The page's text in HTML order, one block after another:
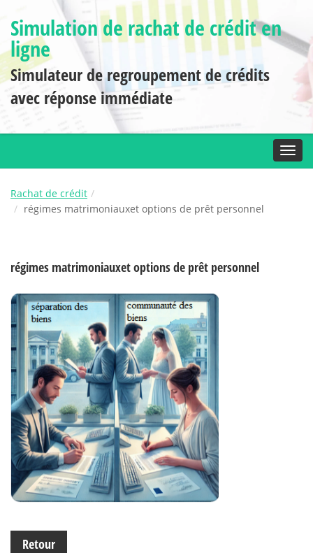
Simulation de rachat de crédit en
ligne
Simulateur de regroupement de crédits
avec réponse immédiate
Rachat de crédit
régimes matrimoniauxet options de prêt personnel
régimes matrimoniauxet options de prêt personnel
Retour